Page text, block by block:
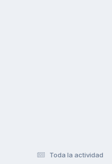
Toda la actividad